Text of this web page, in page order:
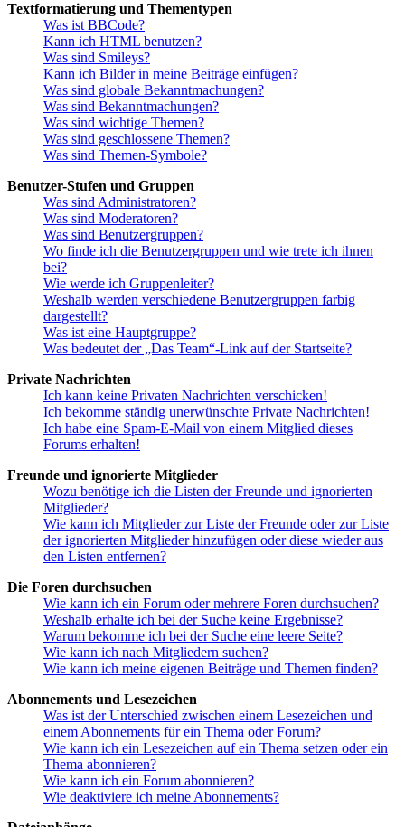
Textformatierung und Thementypen
Was ist BBCode?
Kann ich HTML benutzen?
Was sind Smileys?
Kann ich Bilder in meine Beiträge einfügen?
Was sind globale Bekanntmachungen?
Was sind Bekanntmachungen?
Was sind wichtige Themen?
Was sind geschlossene Themen?
Was sind Themen-Symbole?
Benutzer-Stufen und Gruppen
Was sind Administratoren?
Was sind Moderatoren?
Was sind Benutzergruppen?
Wo finde ich die Benutzergruppen und wie trete ich ihnen
bei?
Wie werde ich Gruppenleiter?
Weshalb werden verschiedene Benutzergruppen farbig
dargestellt?
Was ist eine Hauptgruppe?
Was bedeutet der „Das Team“-Link auf der Startseite?
Private Nachrichten
Ich kann keine Privaten Nachrichten verschicken!
Ich bekomme ständig unerwünschte Private Nachrichten!
Ich habe eine Spam-E-Mail von einem Mitglied dieses
Forums erhalten!
Freunde und ignorierte Mitglieder
Wozu benötige ich die Listen der Freunde und ignorierten
Mitglieder?
Wie kann ich Mitglieder zur Liste der Freunde oder zur Liste
der ignorierten Mitglieder hinzufügen oder diese wieder aus
den Listen entfernen?
Die Foren durchsuchen
Wie kann ich ein Forum oder mehrere Foren durchsuchen?
Weshalb erhalte ich bei der Suche keine Ergebnisse?
Warum bekomme ich bei der Suche eine leere Seite?
Wie kann ich nach Mitgliedern suchen?
Wie kann ich meine eigenen Beiträge und Themen finden?
Abonnements und Lesezeichen
Was ist der Unterschied zwischen einem Lesezeichen und
einem Abonnements für ein Thema oder Forum?
Wie kann ich ein Lesezeichen auf ein Thema setzen oder ein
Thema abonnieren?
Wie kann ich ein Forum abonnieren?
Wie deaktiviere ich meine Abonnements?